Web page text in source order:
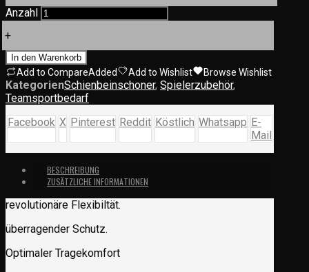
Anzahl
+
In den Warenkorb
Add to CompareAdded Add to Wishlist Browse Wishlist
KategorienSchienbeinschoner, Spielerzubehör,
Teamsportbedarf
Facebook X Pinterest Reddit Köstlich Whatsapp E-
Mail
BESCHREIBUNG
ZUSÄTZLICHE INFORMATIONEN
revolutionäre Flexibiltät.
überragender Schutz.
Optimaler Tragekomfort